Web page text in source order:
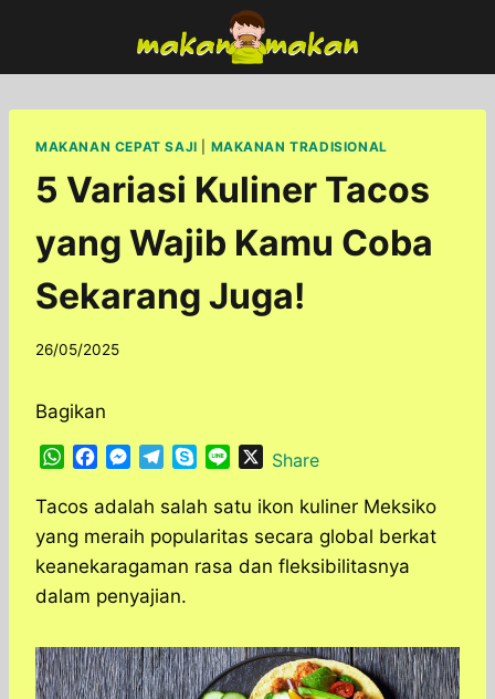
content
MAKANAN CEPAT SAJI MAKANAN TRADISIONAL
5 Variasi Kuliner Tacos
yang Wajib Kamu Coba
Sekarang Juga!
By
26/05/2025
Bagikan
W
a
t
s
A
p
c
e
o
o
M
s
s
n
g
r
l
e
g
r
a
y
p
n
e
XShare
Tacos adalah salah satu ikon kuliner Meksiko
yang meraih popularitas secara global berkat
keanekaragaman rasa dan fleksibilitasnya
dalam penyajian.